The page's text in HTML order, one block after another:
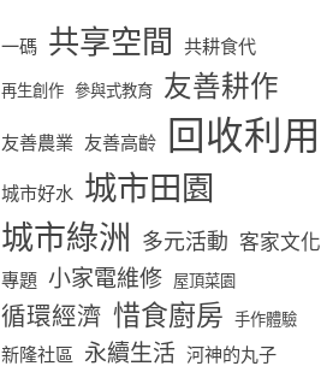
一碼 共享空間 共耕食代
再生創作 參與式教育 友善耕作
友善農業 友善高齡 回收利用
城市好水
城市田園
城市綠洲
多元活動 客家文化
專題 小家電維修 屋頂菜園
循環經濟 惜食廚房 手作體驗
新隆社區 永續生活 河神的丸子